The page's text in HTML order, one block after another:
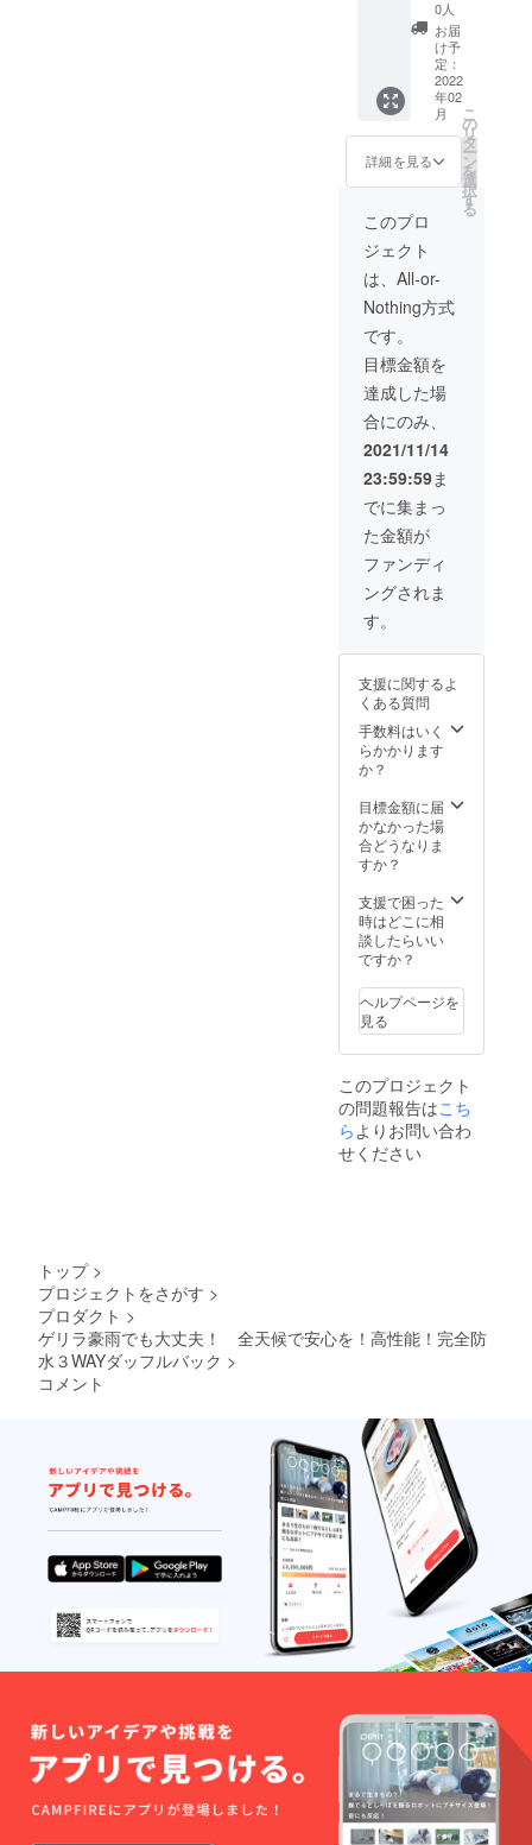
す。限
定20
セット
のみで
すので
お早目
に！
般発売
前お届
け チー
ムやア
ウトド
アツ
アー
ショッ
プの方
など
セット
購入で
きるよ
うにし
まし
た！ 大
変お得
す。限
定10
セット
のみで
すので
お早目
に！
0人
お届
け予
定：
2022
年02
月
詳細を見る
こ
の
リ
タ
ー
ン
を
選
択
す
る
このプロ
ジェクト
は、All-or-
Nothing方式
です。
目標金額を
達成した場
合にのみ、
2021/11/14
23:59:59ま
でに集まっ
た金額が
ファンディ
ングされま
す。
支援に関するよ
くある質問
手数料はいく
らかかります
か？
目標金額に届
かなかった場
合どうなりま
すか？
支援で困った
時はどこに相
談したらいい
ですか？
ヘルプページを
見る
このプロジェクト
の問題報告はこち
ら よりお問い合わ
せください
トップ >
プロジェクトをさがす >
プロダクト >
ゲリラ豪雨でも大丈夫！ 全天候で安心を！高性能！完全防
水３WAYダッフルバック >
コメント